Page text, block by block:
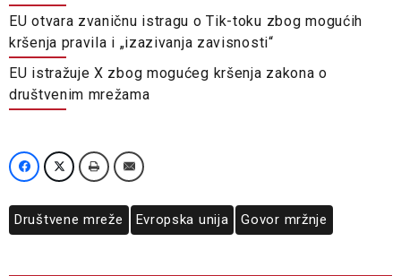
EU otvara zvaničnu istragu o Tik-toku zbog mogućih
kršenja pravila i „izazivanja zavisnosti“
EU istražuje X zbog mogućeg kršenja zakona o
društvenim mrežama
Društvene mreže Evropska unija Govor mržnje